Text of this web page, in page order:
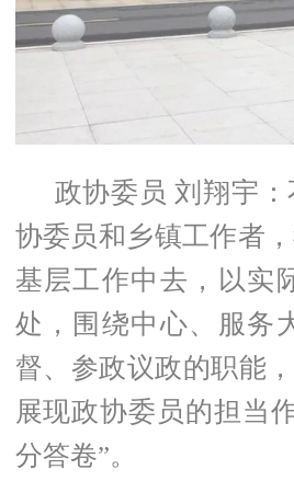
政协委员 刘翔宇
协委员和乡镇工作者
基层工作中去，以实
处，围绕中心、服务
督、参政议政的职能
展现政协委员的担当
分答卷”。